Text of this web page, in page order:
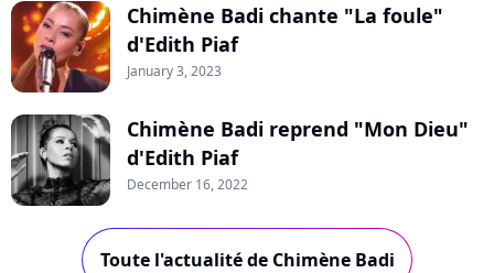
Chimène Badi chante "La foule"
d'Edith Piaf
January 3, 2023
Chimène Badi reprend "Mon Dieu"
d'Edith Piaf
December 16, 2022
Toute l'actualité de Chimène Badi